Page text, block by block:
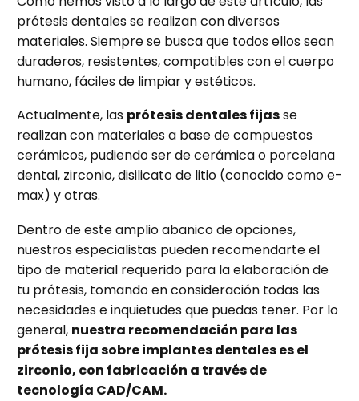
prótesis dentales se realizan con diversos
materiales. Siempre se busca que todos ellos sean
duraderos, resistentes, compatibles con el cuerpo
humano, fáciles de limpiar y estéticos.
Actualmente, las prótesis dentales fijasse
realizan con materiales a base de compuestos
cerámicos, pudiendo ser de cerámica o porcelana
dental, zirconio, disilicato de litio (conocido como e-
max) y otras.
Dentro de este amplio abanico de opciones,
nuestros especialistas pueden recomendarte el
tipo de material requerido para la elaboración de
tu prótesis, tomando en consideración todas las
necesidades e inquietudes que puedas tener. Por lo
general, nuestra recomendación para las
prótesis fija sobre implantes dentales es el
zirconio, con fabricación a través de
tecnología CAD/CAM.